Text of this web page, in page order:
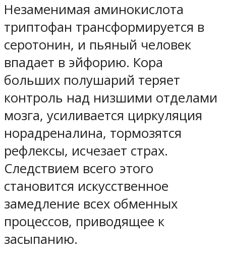
Незаменимая аминокислота
триптофан трансформируется в
серотонин, и пьяный человек
впадает в эйфорию. Кора
больших полушарий теряет
контроль над низшими отделами
мозга, усиливается циркуляция
норадреналина, тормозятся
рефлексы, исчезает страх.
Следствием всего этого
становится искусственное
замедление всех обменных
процессов, приводящее к
засыпанию.